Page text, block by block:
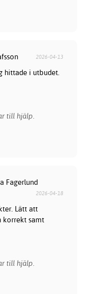
2026-04-13
hittade i utbudet.
till hjälp.
Fagerlund
2026-04-18
Lätt att
korrekt samt
till hjälp.